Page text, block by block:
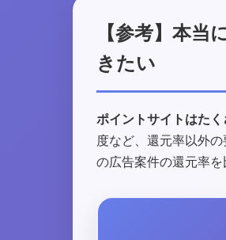
【参考】本
きたい
ポイントサイトはた
度など、還元率以外
の広告案件の還元率